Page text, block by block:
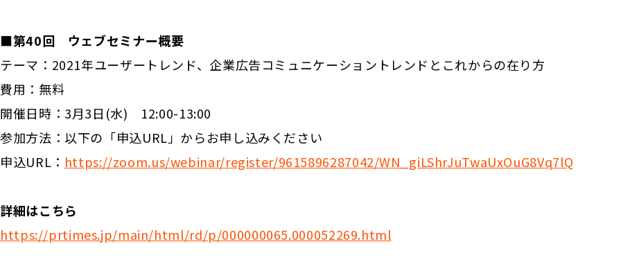
■第40回 ウェブセミナー概要
テーマ：2021年ユーザートレンド、企業広告コミュニケーショントレンドとこれからの在り方
費用：無料
開催日時：3月3日(水) 12:00-13:00
参加方法：以下の「申込URL」からお申し込みください
申込URL： https://zoom.us/webinar/register/9615896287042/WN_giLShrJuTwaUxOuG8Vq7lQ
詳細はこちら
https://prtimes.jp/main/html/rd/p/000000065.000052269.html